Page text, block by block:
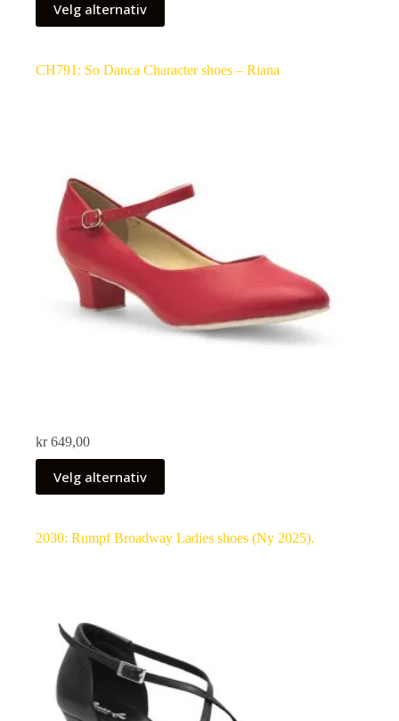
Velg alternativ
CH791: So Danca Character shoes – Riana
kr649,00
Velg alternativ
2030: Rumpf Broadway Ladies shoes (Ny 2025).